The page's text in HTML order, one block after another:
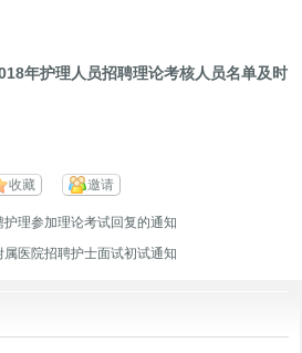
年护理人员招聘理论考核人员名单及时
收藏 邀请
护理参加理论考试回复的通知
属医院招聘护士面试初试通知